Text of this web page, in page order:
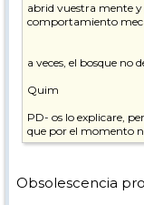
abrid vuestra mente
comportamiento
a veces, el bosque no
Quim
PD- os lo explicare,
que por el momento
Obsolescencia